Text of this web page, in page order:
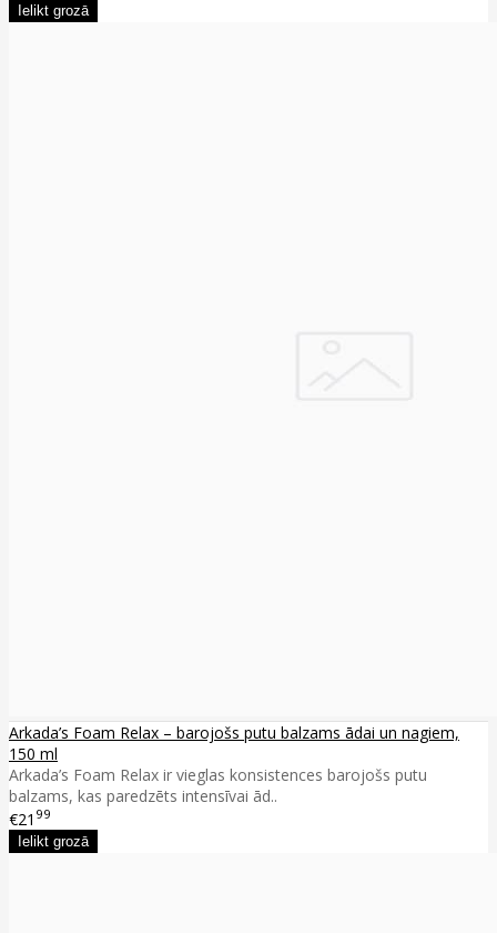
Arkada’s Foam Relax – barojošs putu balzams ādai un nagiem,
150 ml
Arkada’s Foam Relax ir vieglas konsistences barojošs putu
balzams, kas paredzēts intensīvai ād..
€21 99